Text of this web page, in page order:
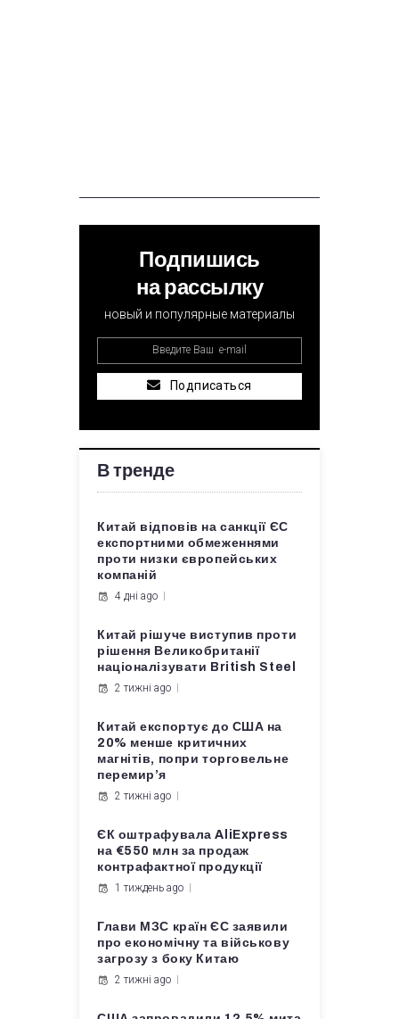
Подпишись
на рассылку
новый и популярные материалы
Подписаться
В тренде
Китай відповів на санкції ЄС
експортними обмеженнями
проти низки європейських
компаній
4 дні ago
Китай рішуче виступив проти
рішення Великобританії
націоналізувати British Steel
2 тижні ago
Китай експортує до США на
20% менше критичних
магнітів, попри торговельне
перемир’я
2 тижні ago
ЄК оштрафувала AliExpress
на €550 млн за продаж
контрафактної продукції
1 тиждень ago
Глави МЗС країн ЄС заявили
про економічну та військову
загрозу з боку Китаю
2 тижні ago